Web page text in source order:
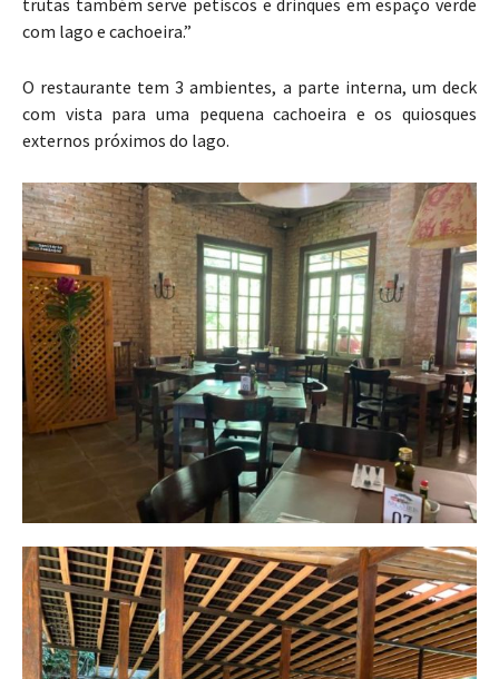
trutas também serve petiscos e drinques em espaço verde
com lago e cachoeira.”
O restaurante tem 3 ambientes, a parte interna, um deck
com vista para uma pequena cachoeira e os quiosques
externos próximos do lago.